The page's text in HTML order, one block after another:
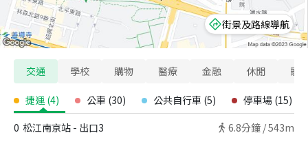
街景及路線導航
交通 學校 購物 醫療 金融 休閒 寵
捷運 (4) 公車 (30) 公共自行車 (5) 停車場 (15)
0 松江南京站 - 出口3 6.8分鐘 /543m